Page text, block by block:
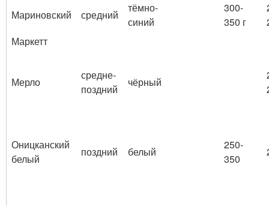
Мариновский
средний
тёмно-
синий
300-
350 г
Маркетт
Мерло
средне-
поздний
чёрный
Оницканский
белый
поздний белый
250-
350